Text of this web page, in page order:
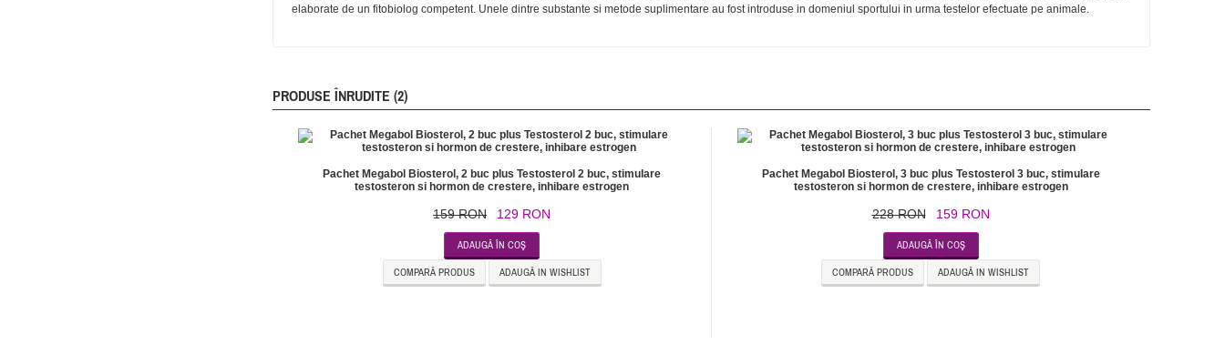
elaborate de un fitobiolog competent. Unele dintre substante si metode suplimentare au fost introduse in domeniul sportului in urma testelor efectuate pe animale.
PRODUSE ÎNRUDITE (2)
Pachet Megabol Biosterol, 2 buc plus Testosterol 2 buc, stimulare
testosteron si hormon de crestere, inhibare estrogen
159 RON 129 RON
ADAUGĂ ÎN COŞ
COMPARĂ PRODUS ADAUGĂ IN WISHLIST
Pachet Megabol Biosterol, 3 buc plus Testosterol 3 buc, stimulare
testosteron si hormon de crestere, inhibare estrogen
228 RON 159 RON
ADAUGĂ ÎN COŞ
COMPARĂ PRODUS ADAUGĂ IN WISHLIST